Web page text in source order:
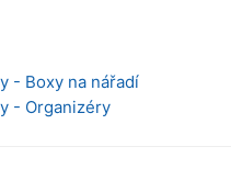
- Boxy na nářadí
- Organizéry